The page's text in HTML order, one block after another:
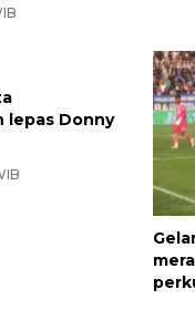
lepas Donny